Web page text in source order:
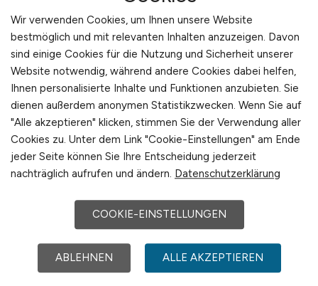
LIFE SCIENCES
MANAGEMENT / LEITUNG
MARKETING
Wir verwenden Cookies, um Ihnen unsere Website
bestmöglich und mit relevanten Inhalten anzuzeigen. Davon
sind einige Cookies für die Nutzung und Sicherheit unserer
Website notwendig, während andere Cookies dabei helfen,
Ihnen personalisierte Inhalte und Funktionen anzubieten. Sie
dienen außerdem anonymen Statistikzwecken. Wenn Sie auf
"Alle akzeptieren" klicken, stimmen Sie der Verwendung aller
Cookies zu. Unter dem Link "Cookie-Einstellungen" am Ende
jeder Seite können Sie Ihre Entscheidung jederzeit
nachträglich aufrufen und ändern. Datenschutzerklärung
COOKIE-EINSTELLUNGEN
ABLEHNEN ALLE AKZEPTIEREN